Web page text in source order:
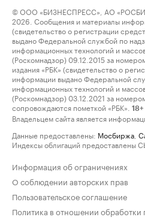
© ООО «БИЗНЕСПРЕСС», АО
2026. Сообщения и материалы
(свидетельство о регистрации
выдано Федеральной службой по
информационных технологий и
(Роскомнадзор) 09.12.2015 за
издания «РБК» (свидетельство о
информации выдано Федеральной
информационных технологий и
(Роскомнадзор) 03.12.2021 за
сопровождаются пометкой «РБК».
18+
Владельцем сайта является
Данные предоставлены: Мосбиржа
Индексы облигаций предоставлены
Информация об ограничениях
О соблюдении авторских прав
Пользовательское соглашение
Политика в отношении обработки